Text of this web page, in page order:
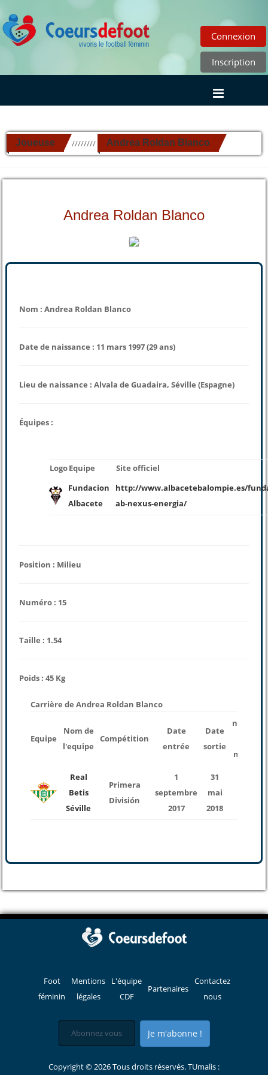
Connexion
Inscription
Joueuse ////////// Andrea Roldan Blanco
Andrea Roldan Blanco
Nom : Andrea Roldan Blanco
Date de naissance : 11 mars 1997 (29 ans)
Lieu de naissance : Alvala de Guadaira, Séville (Espagne)
Équipes :
LogoEquipe
Site officiel
Fundacion
Albacete
http://www.albacetebalompie.es/
ab-nexus-energia/
Position : Milieu
Numéro : 15
Taille : 1.54
Poids : 45 Kg
Carrière de Andrea Roldan Blanco
Equipe
Nom de
l'equipe
Compétition
Date
entrée
Date
sortie
nombre
matchs
Real
Betis
Séville
Primera
División
1
septembre
2017
31
mai
2018
Foot
féminin
Mentions
légales
L'équipe
CDF
Partenaires
Contactez
nous
Je m'abonne !
Copyright © 2026 Tous droits réservés. TUmalis :